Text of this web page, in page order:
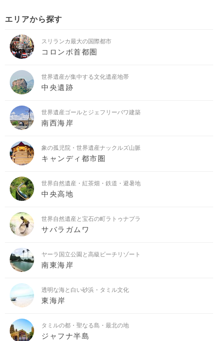
エリアから探す
スリランカ最大の国際都市
コロンボ首都圏
世界遺産が集中する文化遺産地帯
中央遺跡
世界遺産ゴールとジェフリーバワ建築
南西海岸
象の孤児院・世界遺産ナックルズ山脈
キャンディ都市圏
世界自然遺産・紅茶畑・鉄道・避暑地
中央高地
世界自然遺産と宝石の町ラトゥナプラ
サバラガムワ
ヤーラ国立公園と高級ビーチリゾート
南東海岸
透明な海と白い砂浜・タミル文化
東海岸
タミルの都・聖なる島・最北の地
ジャフナ半島